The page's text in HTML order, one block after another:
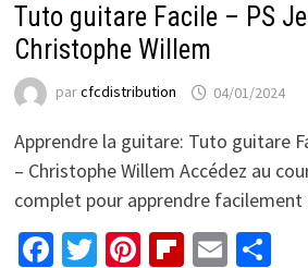
Tuto guitare Facile – PS
Christophe Willem
parcfcdistribution 04/01/2024
Apprendre la guitare: Tuto guitare
– Christophe Willem Accédez au
complet pour apprendre
Facebook
Twitter
Pinterest
Flipboard
Email